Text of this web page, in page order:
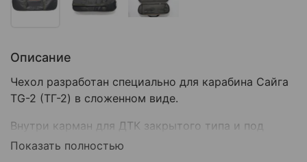
Описание
Чехол разработан специально для карабина Сайга
TG-2 (ТГ-2) в сложенном виде.
Внутри карман для ДТК закрытого типа и под
магазин.
Показать полностью